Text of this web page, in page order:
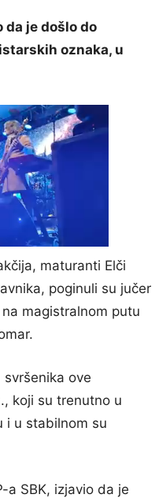
da je došlo do
oznaka, u
maturanti Elči
poginuli su jučer
magistralnom putu
ove
koji su trenutno u
i u stabilnom su
a SBK, izjavio da je